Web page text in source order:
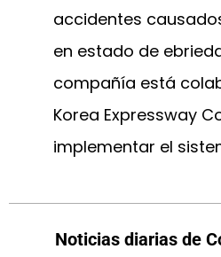
accidentes
en estado de
compañía está
Korea Expressway
implementar el
Noticias diarias de